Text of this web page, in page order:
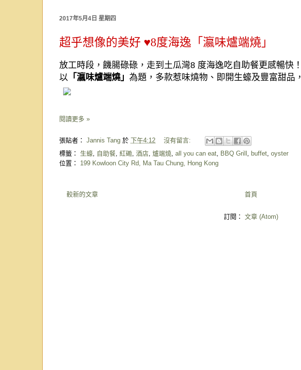
2017年5月4日 星期四
超乎想像的美好 ♥8度海逸「瀛味爐端燒」
放工時段，饑腸碌碌，走到土瓜灣8 度海逸吃自助餐更感暢快！
以 「瀛味爐端燒」 為題，多款惹味燒物、即開生蠔及豐富甜品，
閱讀更多 »
張貼者： Jannis Tang 於 下午4:12
沒有留言:
標籤： 生蠔 自助餐 紅磡 酒店 爐端燒 all you can eat BBQ Grill buffet oyster
位置： 199 Kowloon City Rd, Ma Tau Chung, Hong Kong
較新的文章 首頁
訂閱： 文章 (Atom)